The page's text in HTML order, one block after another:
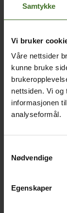
Samtykke
Vi bruker
Våre nettsider
kunne bruke
nettsiden. Vi og
informasjonen
analyseformål.
Nødvendige
Egenskaper